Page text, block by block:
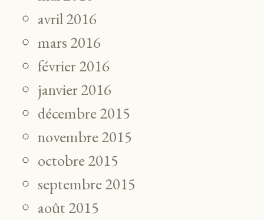
avril 2016
mars 2016
février 2016
janvier 2016
décembre 2015
novembre 2015
octobre 2015
septembre 2015
août 2015